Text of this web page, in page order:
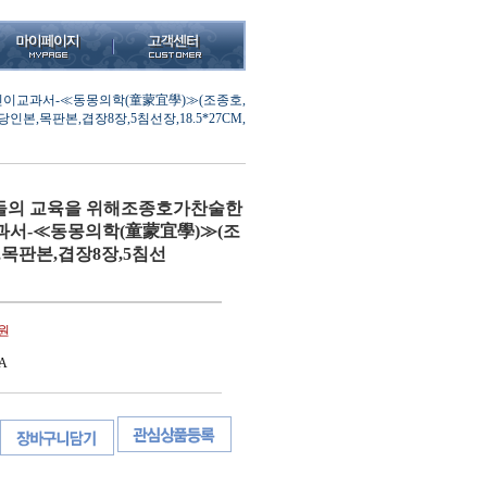
이교과서-≪동몽의학(童蒙宜學)≫(조종호,
인본,목판본,겹장8장,5침선장,18.5*27CM,
의 교육을 위해조종호가찬술한
서-≪동몽의학(童蒙宜學)≫(조
판본,겹장8장,5침선